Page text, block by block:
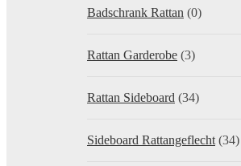
Badschrank Rattan (0)
Rattan Garderobe (3)
Rattan Sideboard (34)
Sideboard Rattangeflecht (34)